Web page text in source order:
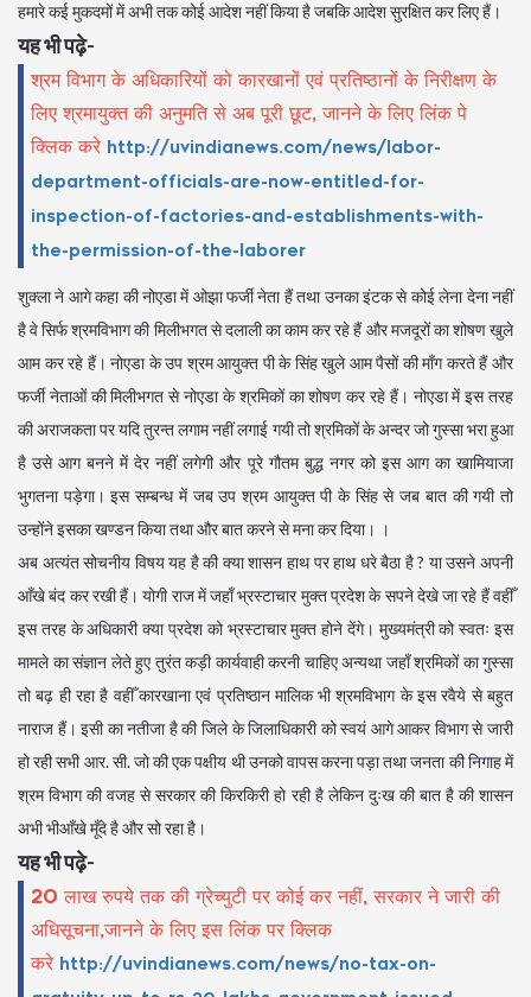
हमारे कई मुकदमों में अभी तक कोई आदेश नहीं किया है जबकि आदेश सुरक्षित कर लिए हैं।
यह भी पढ़े-
श्रम विभाग के अधिकारियों को कारखानों एवं प्रतिष्ठानों के निरीक्षण के
लिए श्रमायुक्त की अनुमति से अब पूरी छूट, जानने के लिए लिंक पे
क्लिक करे http://uvindianews.com/news/labor-
department-officials-are-now-entitled-for-
inspection-of-factories-and-establishments-with-
the-permission-of-the-laborer
शुक्ला ने आगे कहा की नोएडा में ओझा फर्जी नेता हैं तथा उनका इंटक से कोई लेना देना नहीं
है वे सिर्फ श्रमविभाग की मिलीभगत से दलाली का काम कर रहे हैं और मजदूरों का शोषण खुले
आम कर रहे हैं। नोएडा के उप श्रम आयुक्त पी के सिंह खुले आम पैसों की माँग करते हैं और
फर्जी नेताओं की मिलीभगत से नोएडा के श्रमिकों का शोषण कर रहे हैं। नोएडा में इस तरह
की अराजकता पर यदि तुरन्त लगाम नहीं लगाई गयी तो श्रमिकों के अन्दर जो गुस्सा भरा हुआ
है उसे आग बनने में देर नहीं लगेगी और पूरे गौतम बुद्ध नगर को इस आग का खामियाजा
भुगतना पड़ेगा। इस सम्बन्ध में जब उप श्रम आयुक्त पी के सिंह से जब बात की गयी तो
उन्होंने इसका खण्डन किया तथा और बात करने से मना कर दिया। ।
अब अत्यंत सोचनीय विषय यह है की क्या शासन हाथ पर हाथ धरे बैठा है ? या उसने अपनी
आँखे बंद कर रखी हैं। योगी राज में जहाँ भ्रस्टाचार मुक्त प्रदेश के सपने देखे जा रहे हैं वहीँ
इस तरह के अधिकारी क्या प्रदेश को भ्रस्टाचार मुक्त होने देंगे। मुख्यमंत्री को स्वतः इस
मामले का संज्ञान लेते हुए तुरंत कड़ी कार्यवाही करनी चाहिए अन्यथा जहाँ श्रमिकों का गुस्सा
तो बढ़ ही रहा है वहीँ कारखाना एवं प्रतिष्ठान मालिक भी श्रमविभाग के इस रवैये से बहुत
नाराज हैं। इसी का नतीजा है की जिले के जिलाधिकारी को स्वयं आगे आकर विभाग से जारी
हो रही सभी आर. सी. जो की एक पक्षीय थी उनको वापस करना पड़ा तथा जनता की निगाह में
श्रम विभाग की वजह से सरकार की किरकिरी हो रही है लेकिन दुःख की बात है की शासन
अभी भीआँखे मूँदे है और सो रहा है।
यह भी पढ़े-
20 लाख रुपये तक की ग्रेच्युटी पर कोई कर नहीं, सरकार ने जारी की
अधिसूचना,जानने के लिए इस लिंक पर क्लिक
करे http://uvindianews.com/news/no-tax-on-